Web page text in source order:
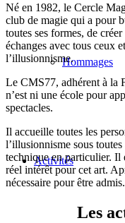
Hommages
Activités
Né en 1982, le Cercle
club de magie qui a pour
toutes ses formes, de
échanges avec tous ceux
l’illusionnisme.
Le CMS77, adhérent à la
n’est ni une école pour
spectacles.
Il accueille toutes les
l’illusionnisme sous
technique en particulier. Il
réel intérêt pour cet art.
nécessaire pour être admis.
Les